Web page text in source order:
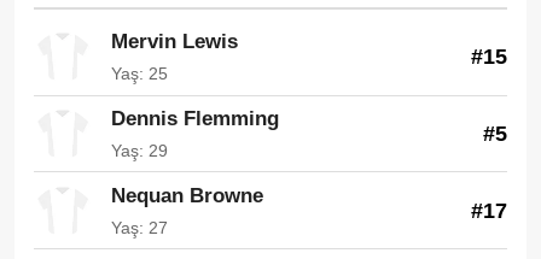
Mervin Lewis
Yaş: 25
#15
Dennis Flemming
Yaş: 29
#5
Nequan Browne
Yaş: 27
#17